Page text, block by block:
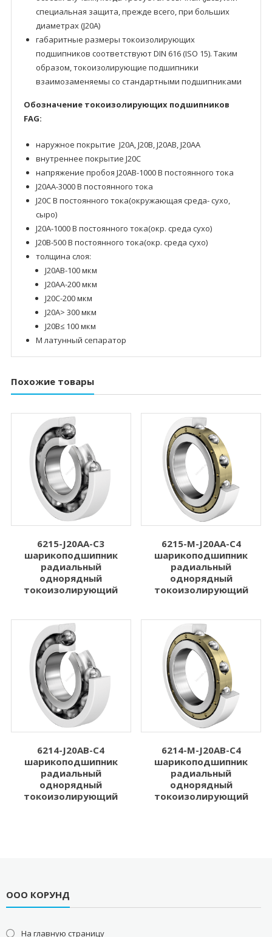
специальная защита, прежде всего, при больших
диаметрах (J20A)
габаритные размеры токоизолирующих
подшипников соответствуют DIN 616 (ISO 15). Таким
образом, токоизолирующие подшипники
взаимозаменяемы со стандартными подшипниками
Обозначение токоизолирующих подшипников
FAG:
наружное покрытие J20A, J20B, J20AB, J20AA
внутреннее покрытие J20C
напряжение пробоя J20AB-1000 В постоянного тока
J20AA-3000 В постоянного тока
J20C В постоянного тока(окружающая среда- сухо,
сыро)
J20A-1000 В постоянного тока(окр. среда сухо)
J20B-500 В постоянного тока(окр. среда сухо)
толщина слоя:
J20AB-100 мкм
J20AA-200 мкм
J20C-200 мкм
J20A> 300 мкм
J20B≤ 100 мкм
M латунный сепаратор
Похожие товары
6215-J20AA-C3
шарикоподшипник
радиальный
однорядный
токоизолирующий
6215-M-J20AA-C4
шарикоподшипник
радиальный
однорядный
токоизолирующий
6214-J20AB-C4
шарикоподшипник
радиальный
однорядный
токоизолирующий
6214-M-J20AB-C4
шарикоподшипник
радиальный
однорядный
токоизолирующий
ООО КОРУНД
На главную страницу